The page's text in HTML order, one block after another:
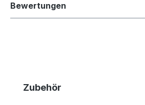
Bewertungen
Produktgalerie überspringen
Zubehör